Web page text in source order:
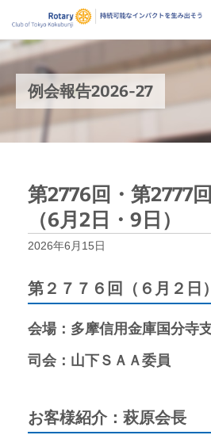
例会報告2026-27
第2776回・第2777
（6月2日・9日）
2026年6月15日
第２７７６回（６月２日）
会場：多摩信用金庫国分寺
司会：山下ＳＡＡ委員
お客様紹介：萩原会長